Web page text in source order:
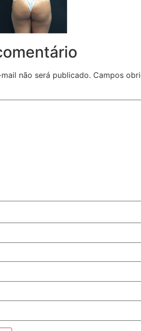
não será publicado. Campos